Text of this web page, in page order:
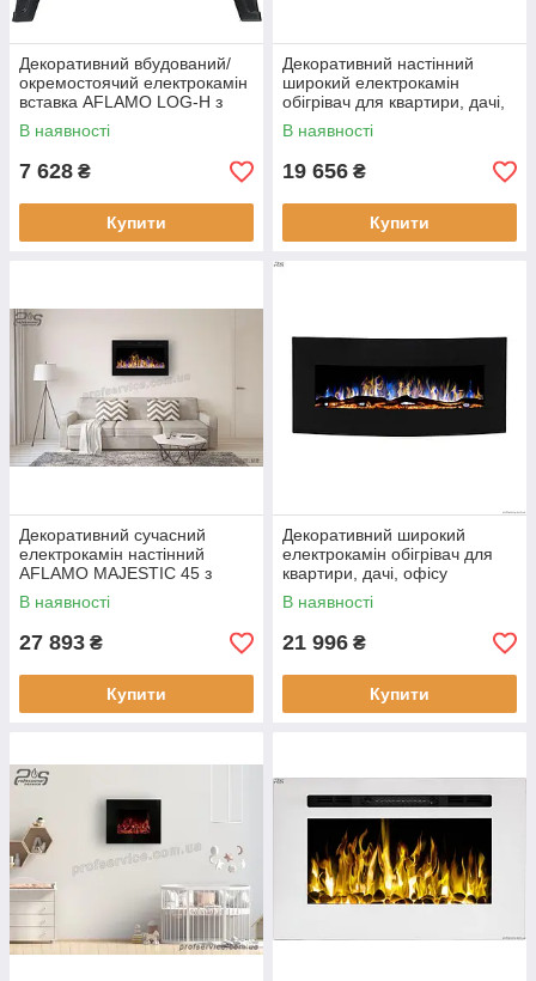
Декоративний вбудований/
окремостоячий електрокамін
вставка AFLAMO LOG-H з
обігрівом для квартири або
дачі
В наявності
7 628 ₴
Купити
Декоративний настінний
широкий електрокамін
обігрівач для квартири, дачі,
офісу Aflamo ALBION 42
Білий
В наявності
19 656 ₴
Купити
Декоративний сучасний
електрокамін настінний
AFLAMO MAJESTIC 45 з
обігрівом для квартири, дачі,
офіса
В наявності
27 893 ₴
Купити
Декоративний широкий
електрокамін обігрівач для
квартири, дачі, офісу
AFLAMO MALIBU 48 з
пультом керування
В наявності
21 996 ₴
Купити